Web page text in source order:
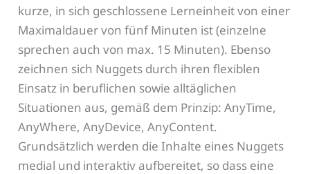
kurze, in sich geschlossene Lerneinheit von einer
Maximaldauer von fünf Minuten ist (einzelne
sprechen auch von max. 15 Minuten). Ebenso
zeichnen sich Nuggets durch ihren flexiblen
Einsatz in beruflichen sowie alltäglichen
Situationen aus, gemäß dem Prinzip: AnyTime,
AnyWhere, AnyDevice, AnyContent.
Grundsätzlich werden die Inhalte eines Nuggets
medial und interaktiv aufbereitet, so dass eine